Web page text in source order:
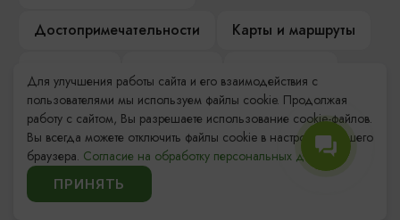
Достопримечательности
Карты и маршруты
Компас Балтийской кухни
Настоящий Калининградец
Музеи
Для улучшения работы сайта и его взаимодействия с
пользователями мы используем файлы cookie. Продолжая
работу с сайтом, Вы разрешаете использование cookie-файлов.
Вы всегда можете отключить файлы cookie в настройках Вашего
браузера. Согласие на обработку персональных данных.
ПРИНЯТЬ